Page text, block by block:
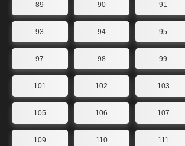
89 90 91
93 94 95
97 98 99
101 102 103
105 106 107
109 110 111